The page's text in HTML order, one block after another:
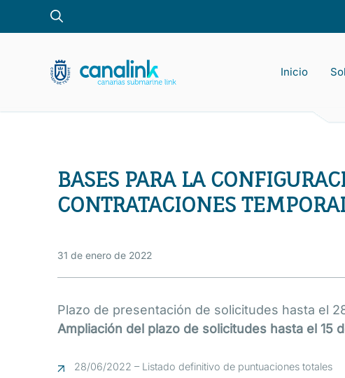
Inicio
La
BASES PARA LA
CONTRATACIONES
31 de enero de 2022
Plazo de presentación de solicitudes hasta el
Ampliación del plazo de solicitudes hasta el 15
28/06/2022 – Listado definitivo de puntuaciones totales